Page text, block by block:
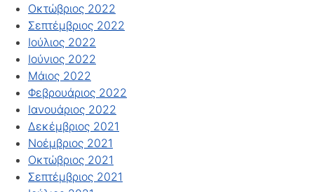
Οκτώβριος 2022
Σεπτέμβριος 2022
Ιούλιος 2022
Ιούνιος 2022
Μάιος 2022
Φεβρουάριος 2022
Ιανουάριος 2022
Δεκέμβριος 2021
Νοέμβριος 2021
Οκτώβριος 2021
Σεπτέμβριος 2021